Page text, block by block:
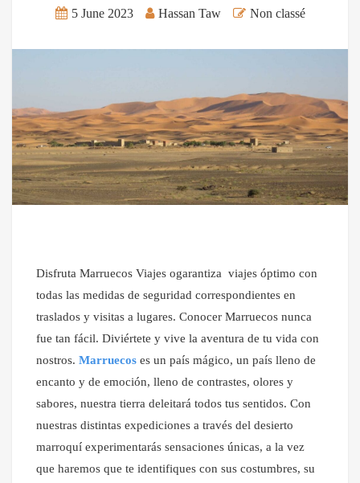
5 June 2023 Hassan Taw Non classé
Disfruta Marruecos Viajes ogarantiza viajes óptimo con
todas las medidas de seguridad correspondientes en
traslados y visitas a lugares. Conocer Marruecos nunca
fue tan fácil. Diviértete y vive la aventura de tu vida con
nostros. Marruecos es un país mágico, un país lleno de
encanto y de emoción, lleno de contrastes, olores y
sabores, nuestra tierra deleitará todos tus sentidos. Con
nuestras distintas expediciones a través del desierto
marroquí experimentarás sensaciones únicas, a la vez
que haremos que te identifiques con sus costumbres, su